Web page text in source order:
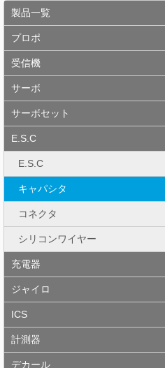
製品一覧
プロポ
受信機
サーボ
サーボセット
E.S.C
E.S.C
キャパシタ
コネクタ
シリコンワイヤー
充電器
ジャイロ
ICS
計測器
デカール